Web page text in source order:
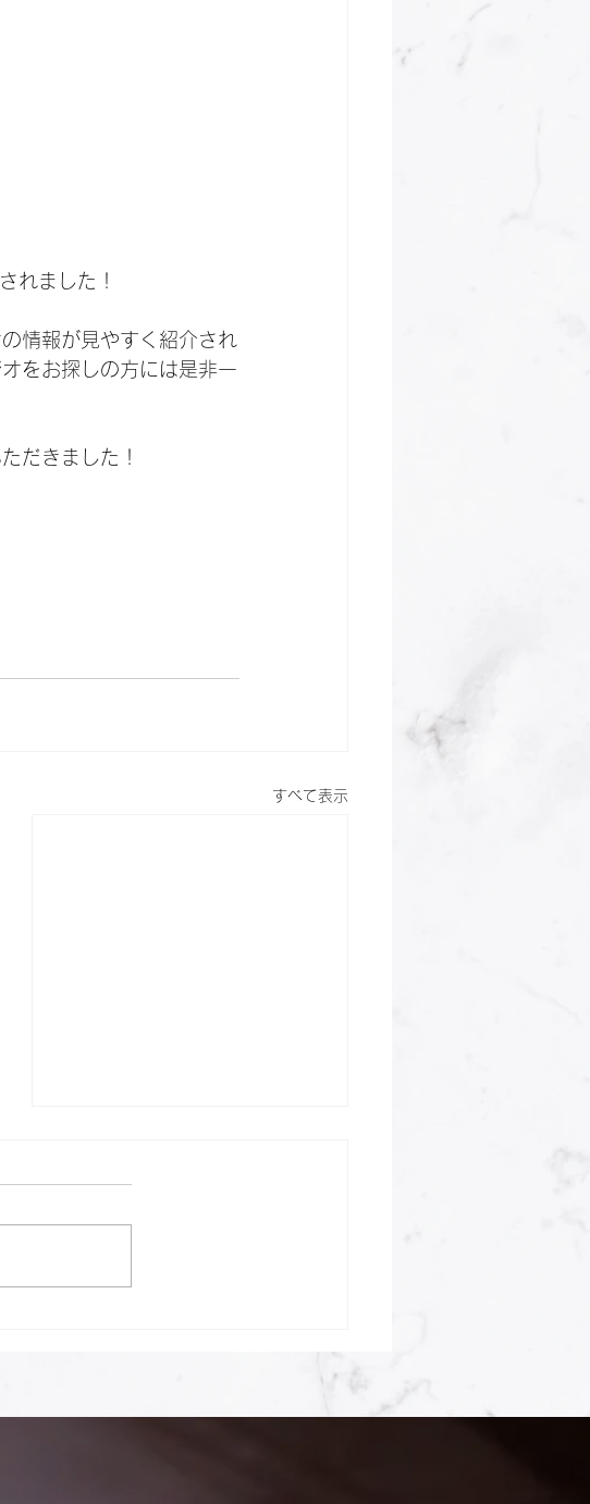
れました！
情報が見やすく紹介され
をお探しの方には是非一
だきました！
すべて表示